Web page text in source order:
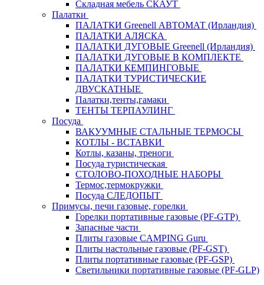
Складная мебель СКАУТ
Палатки
ПАЛАТКИ Greenell АВТОМАТ (Ирландия)
ПАЛАТКИ АЛЯСКА
ПАЛАТКИ ДУГОВЫЕ Greenell (Ирландия)
ПАЛАТКИ ДУГОВЫЕ В КОМПЛЕКТЕ
ПАЛАТКИ КЕМПИНГОВЫЕ
ПАЛАТКИ ТУРИСТИЧЕСКИЕ
ДВУСКАТНЫЕ
Палатки,тенты,гамаки
ТЕНТЫ ТЕРПАУЛИНГ
Посуда
ВАКУУМНЫЕ СТАЛЬНЫЕ ТЕРМОСЫ
КОТЛЫ - ВСТАВКИ
Котлы, казаны, треноги
Посуда туристическая
СТОЛОВО-ПОХОДНЫЕ НАБОРЫ
Термос,термокружки
Посуда СЛЕДОПЫТ
Примусы, печи газовые, горелки
Горелки портативные газовые (PF-GTP)
Запасные части
Плиты газовые CAMPING Guru
Плиты настольные газовые (PF-GST)
Плиты портативные газовые (PF-GSP)
Светильники портативные газовые (PF-GLP)